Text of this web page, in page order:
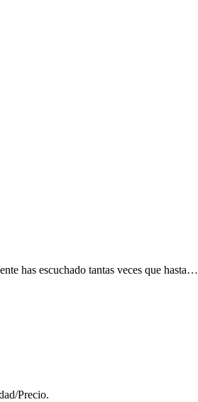
has escuchado tantas veces que hasta…
Precio.